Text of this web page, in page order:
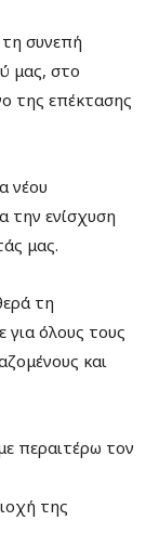
συνεπή
μας, στο
της επέκτασης
νέου
την ενίσχυση
μας.
τη
για όλους τους
και
περαιτέρω τον
της